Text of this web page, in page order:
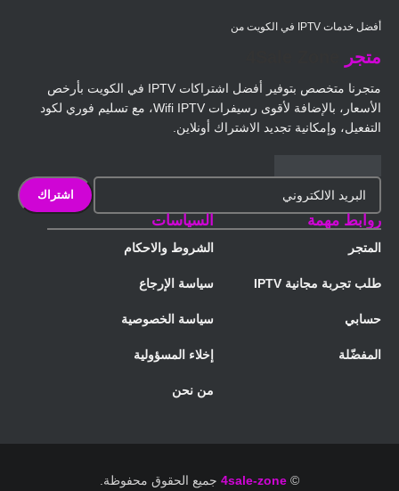
أفضل خدمات IPTV في الكويت من
متجر
متجرنا متخصص بتوفير أفضل اشتراكات IPTV في الكويت بأرخص
الأسعار، بالإضافة لأقوى رسيفرات Wifi IPTV، مع تسليم فوري لكود
التفعيل، وإمكانية تجديد الاشتراك أونلاين.
روابط مهمة
المتجر
طلب تجربة مجانية IPTV
حسابي
المفضّلة
السياسات
الشروط والاحكام
سياسة الإرجاع
سياسة الخصوصية
إخلاء المسؤولية
من نحن
©
4sale-zoneجميع الحقوق محفوظة.